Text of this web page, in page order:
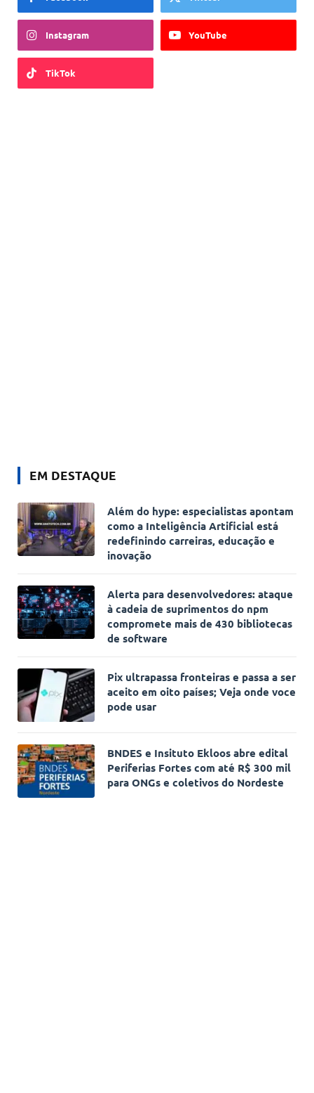
Instagram YouTube
TikTok
EM DESTAQUE
Além do hype: especialistas apontam
como a Inteligência Artificial está
redefinindo carreiras, educação e
inovação
Alerta para desenvolvedores: ataque
à cadeia de suprimentos do npm
compromete mais de 430 bibliotecas
de software
Pix ultrapassa fronteiras e passa a ser
aceito em oito países; Veja onde voce
pode usar
BNDES e Insituto Ekloos abre edital
Periferias Fortes com até R$ 300 mil
para ONGs e coletivos do Nordeste